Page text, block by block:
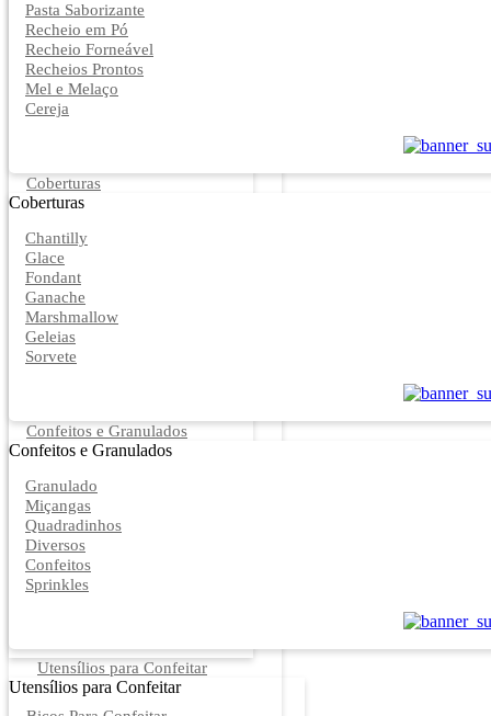
Pasta Saborizante
Recheio em Pó
Recheio Forneável
Recheios Prontos
Mel e Melaço
Cereja
Coberturas
Coberturas
Chantilly
Glace
Fondant
Ganache
Marshmallow
Geleias
Sorvete
Confeitos e Granulados
Confeitos e Granulados
Granulado
Miçangas
Quadradinhos
Diversos
Confeitos
Sprinkles
Utensílios para Confeitar
Utensílios para Confeitar